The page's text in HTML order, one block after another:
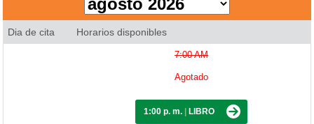
Dia de cita Horarios disponibles
7:00 AM
Agotado
1:00 p. m. LIBRO